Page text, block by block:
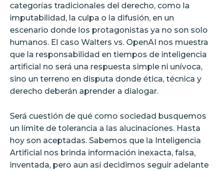
categorías tradicionales del derecho, como la
imputabilidad, la culpa o la difusión, en un
escenario donde los protagonistas ya no son solo
humanos. El caso Walters vs. OpenAI nos muestra
que la responsabilidad en tiempos de inteligencia
artificial no será una respuesta simple ni unívoca,
sino un terreno en disputa donde ética, técnica y
derecho deberán aprender a dialogar.
Será cuestión de qué como sociedad busquemos
un límite de tolerancia a las alucinaciones. Hasta
hoy son aceptadas. Sabemos que la Inteligencia
Artificial nos brinda información inexacta, falsa,
inventada, pero aun así decidimos seguir adelante